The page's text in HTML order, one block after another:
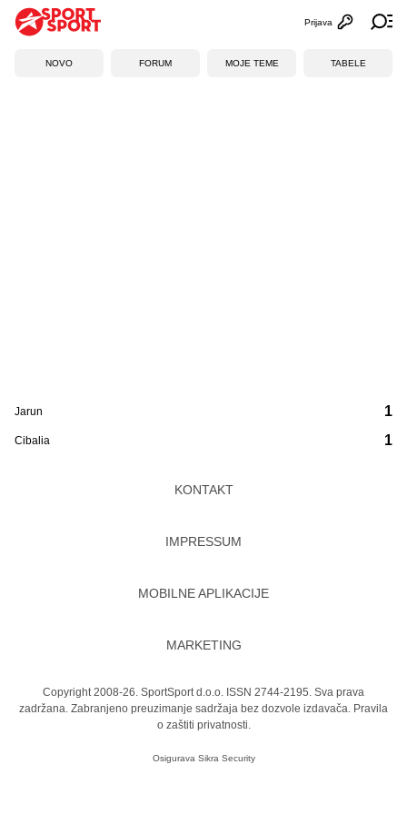
Otvori
Prijava
NOVO FORUM MOJE TEME TABELE
Jarun
Cibalia
1
1
KONTAKT
IMPRESSUM
MOBILNE APLIKACIJE
MARKETING
Copyright 2008-26. SportSport d.o.o. ISSN 2744-2195. Sva prava
zadržana. Zabranjeno preuzimanje sadržaja bez dozvole izdavača. Pravila
o zaštiti privatnosti.
Osigurava Sikra Security